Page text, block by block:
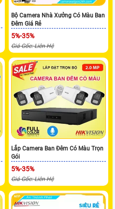
Bộ Camera Nhà Xưởng Có Màu Ban
Đêm Giá Rẻ
5%-35%
Giá Gốc: Liên Hệ
Lắp Camera Ban Đêm Có Màu Trọn
Gói
5%-35%
Giá Gốc: Liên Hệ